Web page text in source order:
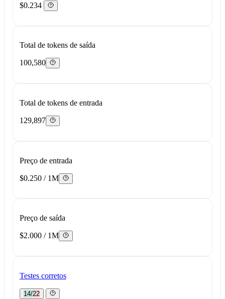
$0.234
Total de tokens de saída
100,580
Total de tokens de entrada
129,897
Preço de entrada
$0.250 / 1M
Preço de saída
$2.000 / 1M
Testes corretos
14/22